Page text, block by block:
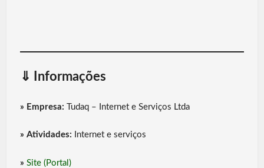
⇓ Informações
» Empresa: Tudaq – Internet e Serviços Ltda
» Atividades: Internet e serviços
» Site (Portal)